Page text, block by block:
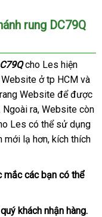
rung DC79Q
cho Les hiện
ở tp HCM và
Website dịch
vụ
đểkiểm
tra
được
Ngoài ragiá
rẻ
, Website còn
Les giá
bán
có thể sử dụng
mới lạ hơntại
, kích thích
mắcfacebook
các bạn mini
có thể
khách nhận hàng.